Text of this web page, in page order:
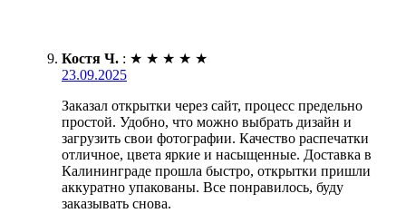
Костя Ч. : ★ ★ ★ ★ ★
23.09.2025
Заказал открытки через сайт, процесс предельно
простой. Удобно, что можно выбрать дизайн и
загрузить свои фотографии. Качество распечатки
отличное, цвета яркие и насыщенные. Доставка в
Калининграде прошла быстро, открытки пришли
аккуратно упакованы. Все понравилось, буду
заказывать снова.